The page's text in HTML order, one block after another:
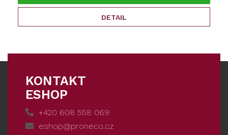
DETAIL
KONTAKT
ESHOP
+420 608 558 069
eshop@proneco.cz